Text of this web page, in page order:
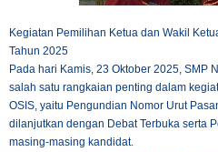
Kegiatan Pemilihan Ketua dan Wakil
Tahun 2025
Pada hari Kamis, 23 Oktober 2025, SMP
salah satu rangkaian penting dalam
OSIS, yaitu Pengundian Nomor Urut
dilanjutkan dengan Debat Terbuka serta
masing-masing kandidat.